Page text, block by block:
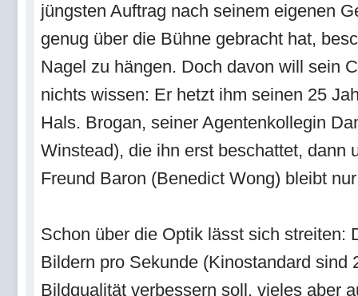
jüngsten Auftrag nach seinem eigenen
genug über die Bühne gebracht hat,
Nagel zu hängen. Doch davon will sein
nichts wissen: Er hetzt ihm seinen 25
Hals. Brogan, seiner Agentenkollegin
Winstead), die ihn erst beschattet, dann
Freund Baron (Benedict Wong) bleibt
Schon über die Optik lässt sich streiten:
Bildern pro Sekunde (Kinostandard sind
Bildqualität verbessern soll, vieles aber